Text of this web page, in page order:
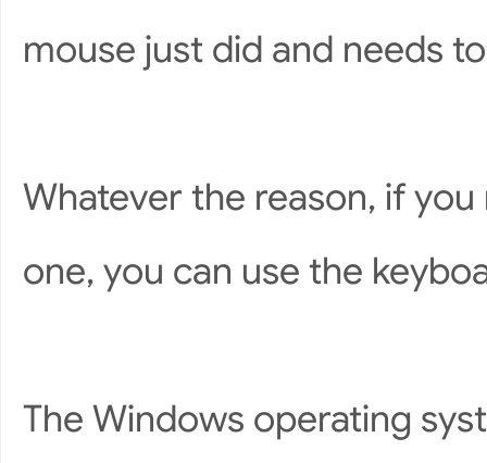
mouse just did and needs
Whatever the reason, if
one, you can use the
The Windows operating